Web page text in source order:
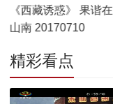
《西藏诱惑》 果谐在
山南 20170710
精彩看点